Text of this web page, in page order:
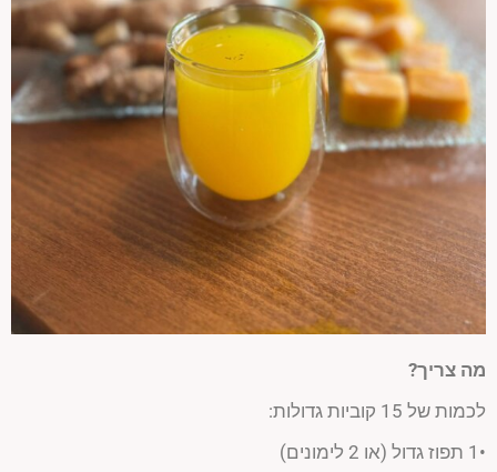
מה צריך?
לכמות של 15 קוביות גדולות:
•1 תפוז גדול (או 2 לימונים)